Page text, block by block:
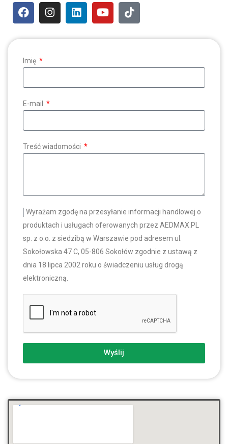
Imię
E-mail
Treść wiadomości
Wyrażam zgodę na przesyłanie informacji handlowej o
produktach i usługach oferowanych przez AEDMAX.PL
sp. z o.o. z siedzibą w Warszawie pod adresem ul.
Sokołowska 47 C, 05-806 Sokołów zgodnie z ustawą z
dnia 18 lipca 2002 roku o świadczeniu usług drogą
elektroniczną.
Wyślij